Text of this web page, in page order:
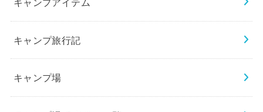
キャンプ旅行記
キャンプ場